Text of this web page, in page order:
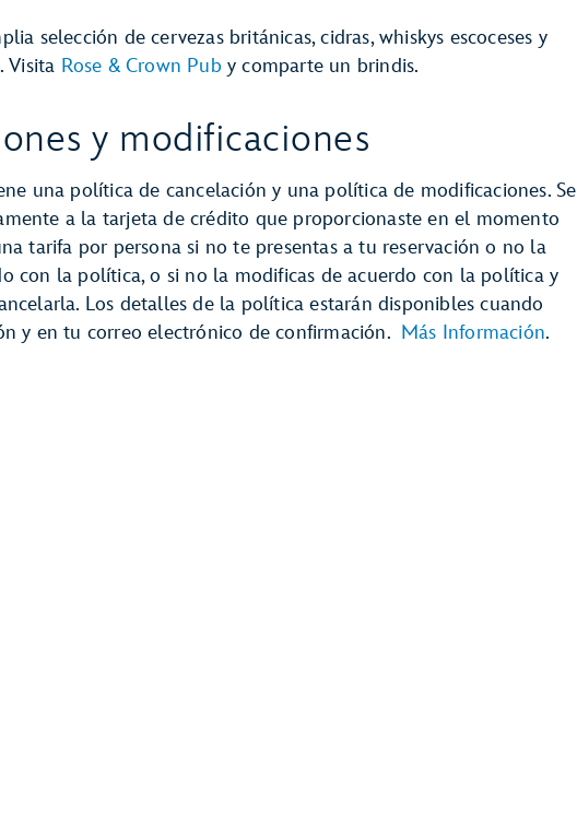
selección de cervezas británicas, cidras, whiskys escoceses y
Visita Rose & Crown Pub y comparte un brindis.
y modificaciones
una política de cancelación y una política de modificaciones. Se
a la tarjeta de crédito que proporcionaste en el momento
tarifa por persona si no te presentas a tu reservación o no la
con la política, o si no la modificas de acuerdo con la política y
Los detalles de la política estarán disponibles cuando
y en tu correo electrónico de confirmación. Más Información.